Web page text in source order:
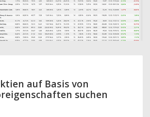
auf Basis von
suchen